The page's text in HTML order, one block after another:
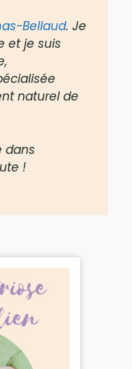
Bellaud. Je
et je suis
naturel de
dans
!